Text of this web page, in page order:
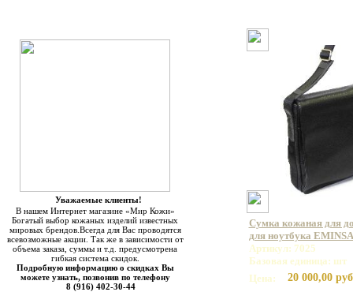
Уважаемые клиенты!
В нашем Интернет магазине «Мир Кожи»
Богатый выбор кожаных изделий известных
мировых брендов.Всегда для Вас проводятся
всевозможные акции. Так же в зависимости от
объема заказа, суммы и т.д. предусмотрена
гибкая система скидок.
Подробную информацию о скидках Вы
можете узнать, позвонив по телефону
8 (916) 402-30-44
Сумка кожаная для
для ноутбука
Артикул: 7025
Базовая единица: шт
Цена:
20 000,00